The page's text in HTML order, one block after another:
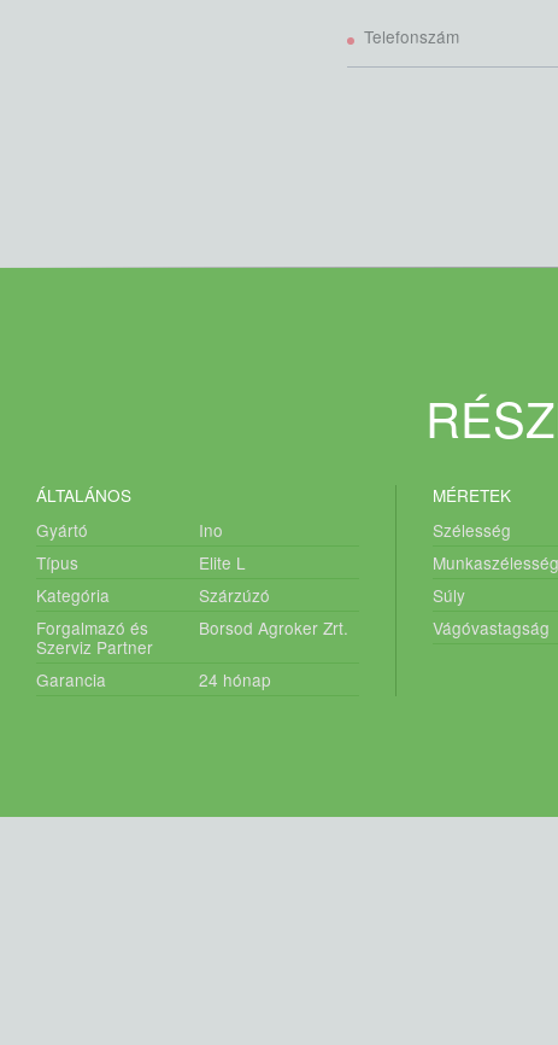
Duplaspirálos rotor kiegyensúlyozott gyűrűkkel
(akár 24%-os energia-megtakarítás)
Mechanikus oldalirányú elmozdítás
Ellenőrző nyílással rendelkező szíjhajtás burkolat
Telefonszám
ÁLTALÁNOS
Gyártó
Ino
Típus
Elite L
Kategória
Szárzúzó
Forgalmazó és
Szerviz Partner
Borsod Agroker Zrt.
Garancia 24 hónap
MÉRETEK
Szélesség
Munkaszélesség
Súly
Vágóvastagság